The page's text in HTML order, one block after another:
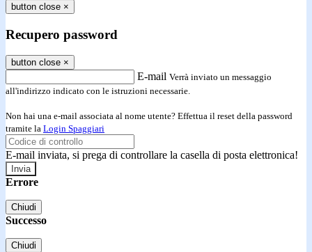
button close ×
Recupero password
button close ×
E-mail Verrà inviato un messaggio
all'indirizzo indicato con le istruzioni necessarie.
Non hai una e-mail associata al nome utente? Effettua il reset della password
tramite la Login Spaggiari
E-mail inviata, si prega di controllare la casella di posta elettronica!
Errore
Chiudi
Successo
Chiudi